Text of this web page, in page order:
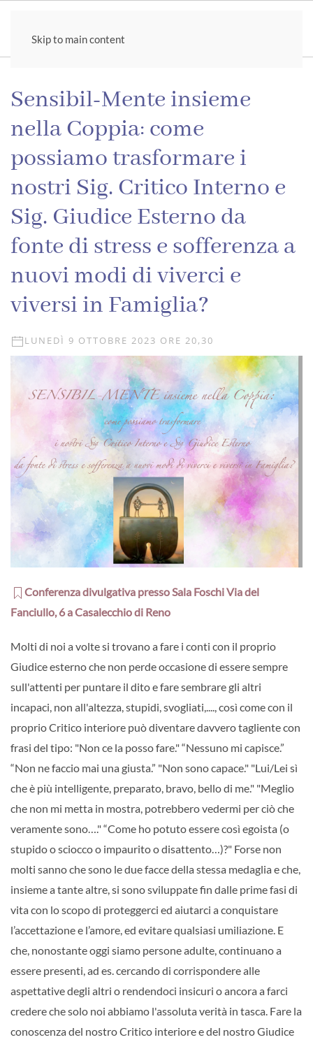
Skip to main content
Sensibil-Mente insieme
nella Coppia: come
possiamo trasformare i
nostri Sig. Critico Interno e
Sig. Giudice Esterno da
fonte di stress e sofferenza a
nuovi modi di viverci e
viversi in Famiglia?
LUNEDÌ 9 OTTOBRE 2023 ORE 20,30
Conferenza divulgativa presso Sala Foschi Via del
Fanciullo, 6 a Casalecchio di Reno
Molti di noi a volte si trovano a fare i conti con il proprio
Giudice esterno che non perde occasione di essere sempre
sull'attenti per puntare il dito e fare sembrare gli altri
incapaci, non all'altezza, stupidi, svogliati,...., così come con il
proprio Critico interiore può diventare davvero tagliente con
frasi del tipo: "Non ce la posso fare." “Nessuno mi capisce.”
“Non ne faccio mai una giusta.” "Non sono capace." "Lui/Lei sì
che è più intelligente, preparato, bravo, bello di me." "Meglio
che non mi metta in mostra, potrebbero vedermi per ciò che
veramente sono…." “Come ho potuto essere così egoista (o
stupido o sciocco o impaurito o disattento…)?" Forse non
molti sanno che sono le due facce della stessa medaglia e che,
insieme a tante altre, si sono sviluppate fin dalle prime fasi di
vita con lo scopo di proteggerci ed aiutarci a conquistare
l’accettazione e l’amore, ed evitare qualsiasi umiliazione. E
che, nonostante oggi siamo persone adulte, continuano a
essere presenti, ad es. cercando di corrispondere alle
aspettative degli altri o rendendoci insicuri o ancora a farci
credere che solo noi abbiamo l'assoluta verità in tasca. Fare la
conoscenza del nostro Critico interiore e del nostro Giudice